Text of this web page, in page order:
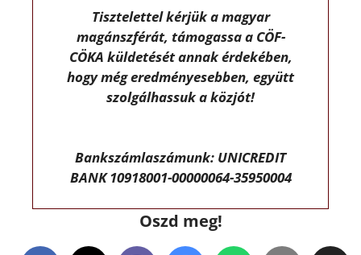
Tisztelettel kérjük a magyar
magánszférát, támogassa a CÖF-
CÖKA küldetését annak érdekében,
hogy még eredményesebben, együtt
szolgálhassuk a közjót!
Bankszámlaszámunk: UNICREDIT
BANK 10918001-00000064-35950004
Oszd meg!